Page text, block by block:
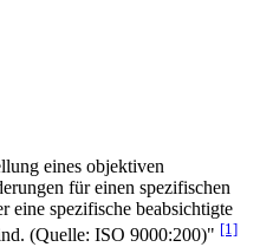
eines objektiven
für einen spezifischen
eine spezifische beabsichtigte
(Quelle: ISO 9000:200)" [1]